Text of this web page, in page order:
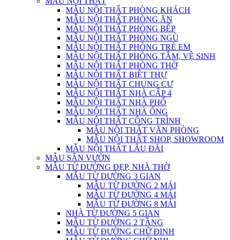
MẪU NỘI THẤT PHÒNG KHÁCH
MẪU NỘI THẤT PHÒNG ĂN
MẪU NỘI THẤT PHÒNG BẾP
MẪU NỘI THẤT PHÒNG NGỦ
MẪU NỘI THẤT PHÒNG TRẺ EM
MẪU NỘI THẤT PHÒNG TẮM, VỆ SINH
MẪU NỘI THẤT PHÒNG THỜ
MẪU NỘI THẤT BIỆT THỰ
MẪU NỘI THẤT CHUNG CƯ
MẪU NỘI THẤT NHÀ CẤP 4
MẪU NỘI THẤT NHÀ PHỐ
MẪU NỘI THẤT NHÀ ỐNG
MẪU NỘI THẤT CÔNG TRÌNH
MẪU NỘI THẤT VĂN PHÒNG
MẪU NỘI THẤT SHOP, SHOWROOM
MẪU NỘI THẤT LÂU ĐÀI
MẪU SÂN VƯỜN
MẪU TỪ ĐƯỜNG ĐẸP, NHÀ THỜ
MẪU TỪ ĐƯỜNG 3 GIAN
MẪU TỪ ĐƯỜNG 2 MÁI
MẪU TỪ ĐƯỜNG 4 MÁI
MẪU TỪ ĐƯỜNG 8 MÁI
NHÀ TỪ ĐƯỜNG 5 GIAN
MẪU TỪ ĐƯỜNG 2 TẦNG
MẪU TỪ ĐƯỜNG CHỮ ĐINH